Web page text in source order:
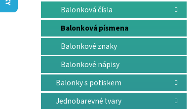
l
Balonková čísla
Balonková písmena
Balonkové znaky
Balonkové nápisy
Balonky s potiskem
Jednobarevné tvary